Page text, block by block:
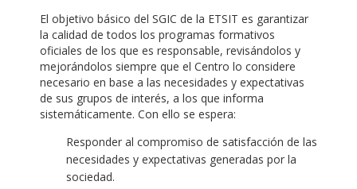
El objetivo básico del SGIC de la ETSIT es garantizar
la calidad de todos los programas formativos
oficiales de los que es responsable, revisándolos y
mejorándolos siempre que el Centro lo considere
necesario en base a las necesidades y expectativas
de sus grupos de interés, a los que informa
sistemáticamente. Con ello se espera:
Responder al compromiso de satisfacción de las
necesidades y expectativas generadas por la
sociedad.